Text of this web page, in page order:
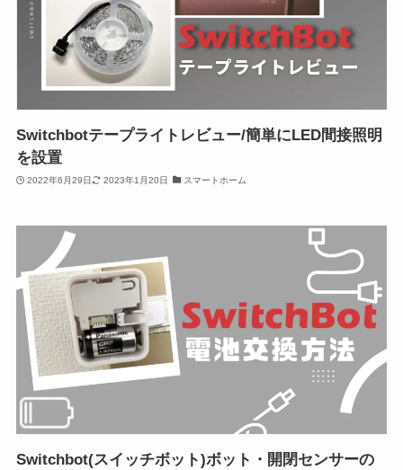
Switchbotテープライトレビュー/簡単にLED間接照明
を設置
2022年6月29日 2023年1月20日 スマートホーム
Switchbot(スイッチボット)ボット・開閉センサーの